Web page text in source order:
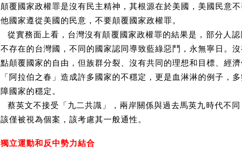
顛覆國家政權罪是沒有民主精神，其根源在於美國，美國民意
他國家遵從美國的民意，不要顛覆國家政權罪。
從實務面上看，台灣沒有顛覆國家政權罪的結果是，部分人
不存在的台灣國，不同的國家認同導致藍綠惡鬥，永無寧日。
點顛覆國家的自由，但族群分裂、沒有共同的理想和目標、經
「阿拉伯之春」造成許多國家的不穩定，更是血淋淋的例子，
障國家的穩定。
蔡英文不接受「九二共識」，兩岸關係與過去馬英九時代不
該僅被視為個案，該考慮其一般通性。
獨立運動和反中勢力結合